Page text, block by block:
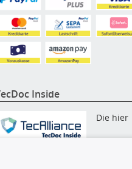
Inside
Die hier